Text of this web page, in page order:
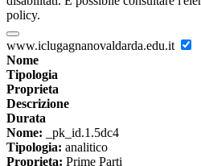
policy.
www.iclugagnanovaldarda.edu.it
Nome
Tipologia
Proprieta
Descrizione
Durata
Nome: _pk_id.1.5dc4
Tipologia: analitico
Proprieta: Prime Parti